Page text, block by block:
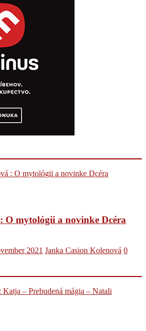
O mytológii a novinke Dcéra
2021 Janka Casion Kolenová 0